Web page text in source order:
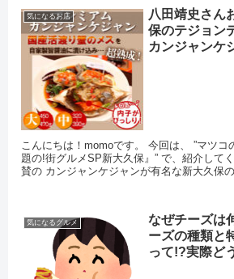
気になるお店
八田靖史さん
保のテジョン
カンジャンケ
こんにちは！momoです。 今回は、 ”マツコの知らない世界『今話
題の!街グルメSP新大久保』” で、紹介してくださる八田靖史さん絶
賛の カンジャンケジャンが有名な新大久保の名店『テジョンデ』
気になるグルメ
なぜチーズは
ーズの種類と
って!?実際ど